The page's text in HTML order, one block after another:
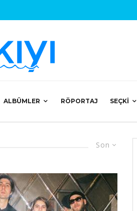
ALBÜMLER RÖPORTAJ SEÇKI
Son